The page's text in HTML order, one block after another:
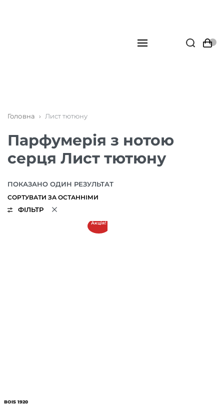
Головна › Лист тютюну
Парфумерія з нотою
серця Лист тютюну
ПОКАЗАНО ОДИН РЕЗУЛЬТАТ
ФІЛЬТР
Акція!
BOIS 1920